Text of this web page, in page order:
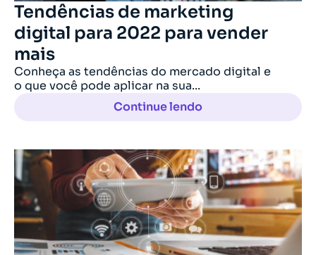
Tendências de marketing
digital para 2022 para vender
mais
Conheça as tendências do mercado digital e
o que você pode aplicar na sua...
Continue lendo